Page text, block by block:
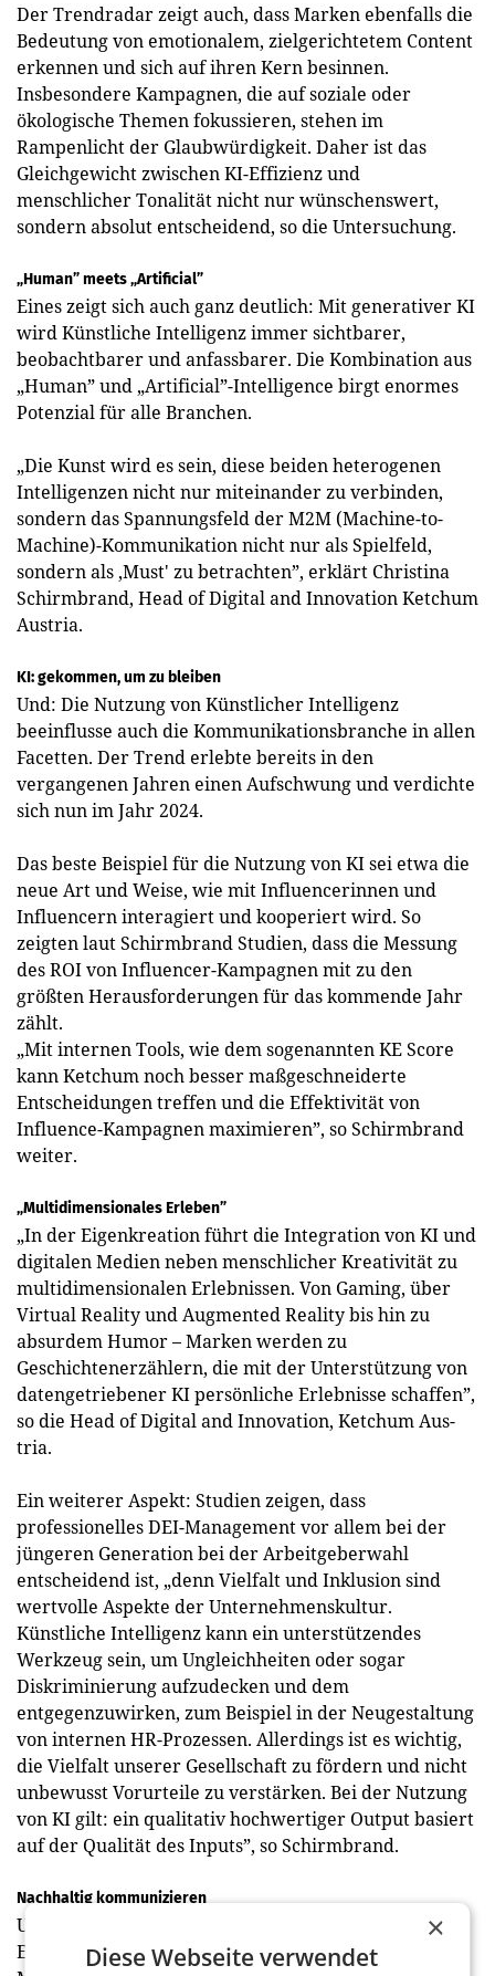
Der Trendradar zeigt auch, dass Marken ebenfalls die
Bedeutung von emotionalem, zielgerichtetem Content
erkennen und sich auf ihren Kern besinnen.
Insbesondere Kampagnen, die auf soziale oder
ökologische Themen fokussieren, stehen im
Rampenlicht der Glaubwürdigkeit. Daher ist das
Gleichgewicht zwischen KI-Effizienz und
menschlicher Tonalität nicht nur wünschenswert,
sondern absolut entscheidend, so die Untersuchung.
„Human” meets „Artificial”
Eines zeigt sich auch ganz deutlich: Mit generativer KI
wird Künstliche Intelligenz immer sichtbarer,
beobachtbarer und anfassbarer. Die Kombination aus
„Human” und „Artificial”-Intelligence birgt enormes
Potenzial für alle Branchen.
„Die Kunst wird es sein, diese beiden heterogenen
Intelligenzen nicht nur miteinander zu verbinden,
sondern das Spannungsfeld der M2M (Machine-to-
Machine)-Kommunikation nicht nur als Spielfeld,
sondern als ‚Must' zu betrachten”, erklärt Christina
Schirmbrand, Head of Digital and Innovation Ketchum
­Austria.
KI: gekommen, um zu bleiben
Und: Die Nutzung von Künstlicher Intelligenz
beeinflusse auch die Kommunikationsbranche in allen
Facetten. Der Trend erlebte bereits in den
vergangenen Jahren einen Aufschwung und verdichte
sich nun im Jahr 2024.
Das beste Beispiel für die Nutzung von KI sei etwa die
neue Art und Weise, wie mit Influencerinnen und
Influencern interagiert und kooperiert wird. So
zeigten laut Schirmbrand Studien, dass die Messung
des ROI von Influencer-Kampagnen mit zu den
größten Herausforderungen für das kommende Jahr
zählt.
„Mit internen Tools, wie dem sogenannten KE Score
kann Ketchum noch besser maßgeschneiderte
Entscheidungen treffen und die Effektivität von
Influence-Kampagnen maximieren”, so Schirmbrand
weiter.
„Multidimensionales Erleben”
„In der Eigenkreation führt die Integration von KI und
digitalen Medien neben menschlicher Kreativität zu
multidimensionalen Erlebnissen. Von Gaming, über
Virtual Reality und Augmented Reality bis hin zu
absurdem Humor – Marken werden zu
Geschichtenerzählern, die mit der Unterstützung von
datengetriebener KI persönliche Erlebnisse schaffen”,
so die Head of Digital and Innovation, Ketchum ­Aus­
tria.
Ein weiterer Aspekt: Studien zeigen, dass
professionelles DEI-Management vor allem bei der
jüngeren Generation bei der Arbeitgeberwahl
entscheidend ist, „denn Vielfalt und Inklusion sind
wertvolle Aspekte der Unternehmenskultur.
Künstliche Intelligenz kann ein unterstützendes
Werkzeug sein, um Ungleichheiten oder sogar
Diskriminierung aufzudecken und dem
entgegenzuwirken, zum Beispiel in der Neugestaltung
von internen HR-Prozessen. Allerdings ist es wichtig,
die Vielfalt unserer Gesellschaft zu fördern und nicht
unbewusst Vorurteile zu verstärken. Bei der Nutzung
von KI gilt: ein qualitativ hochwertiger Output basiert
auf der Qualität des Inputs”, so Schirmbrand.
Nachhaltig kommunizieren
Und wie schon im vergangenen Jahr rückt die
Entwicklung heuer im Bereich Stakeholder
×
Diese Webseite verwendet